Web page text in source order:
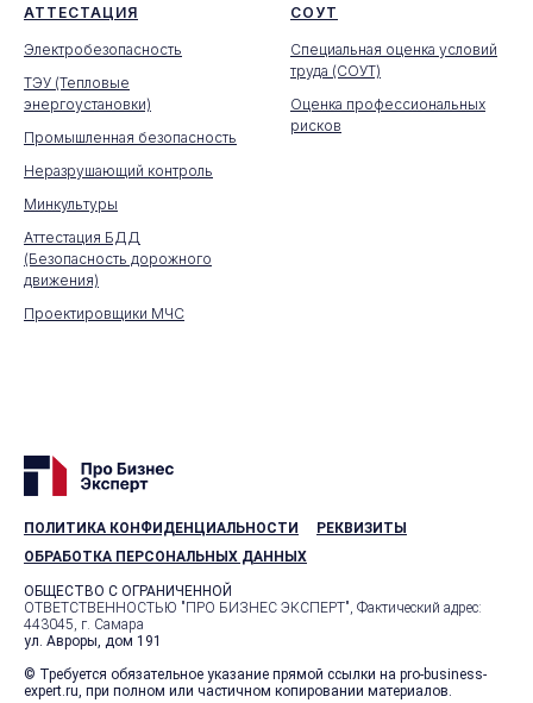
АТТЕСТАЦИЯ
Электробезопасность
ТЭУ (Тепловые
энергоустановки)
Промышленная безопасность
Неразрушающий контроль
Минкультуры
Аттестация БДД
(Безопасность дорожного
движения)
Проектировщики МЧС
СОУТ
Специальная оценка условий
труда (СОУТ)
Оценка профессиональных
рисков
ПОЛИТИКА КОНФИДЕНЦИАЛЬНОСТИ
РЕКВИЗИТЫ
ОБРАБОТКА ПЕРСОНАЛЬНЫХ ДАННЫХ
ОБЩЕСТВО С ОГРАНИЧЕННОЙ
ОТВЕТСТВЕННОСТЬЮ "ПРО БИЗНЕС ЭКСПЕРТ", Фактический адрес:
443045, г. Самара
ул. Авроры, дом 191
© Требуется обязательное указание прямой ссылки на pro-business-
expert.ru, при полном или частичном копировании материалов.